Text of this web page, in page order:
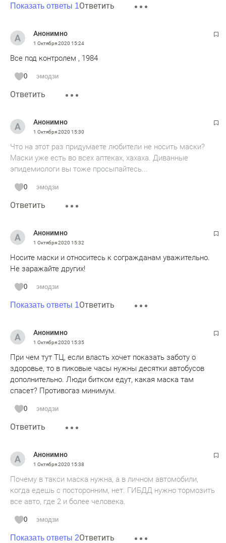
забудешь, разорят штрафами! Обратишься по свойски,
хочешь, чтоб меня вышвырнули? Дай до пенсии
доработать". Уже доработал, а его песня та же. Противно
Показать ответы 1Ответить
Анонимно
1 Октября 2020 15:24
Все под контролем , 1984
0 эмодзи
Ответить
Анонимно
1 Октября 2020 15:30
Что на этот раз придумаете любители не носить маски?
Маски уже есть во всех аптеках, хахаха. Диванные
эпидемиологи вы тоже просыпайтесь...
0 эмодзи
Ответить
Анонимно
1 Октября 2020 15:32
Носите маски и относитесь к согражданам уважительно.
Не заражайте других!
0 эмодзи
Показать ответы 1Ответить
Анонимно
1 Октября 2020 15:35
При чем тут ТЦ, если власть хочет показать заботу о
здоровье, то в пиковые часы нужны десятки автобусов
дополнительно. Люди битком едут, какая маска там
спасет? Противогаз минимум.
0 эмодзи
Ответить
Анонимно
1 Октября 2020 15:38
Почему в такси маска нужна, а в личном автомобили,
когда едешь с посторонним, нет. ГИБДД нужно тормозить
все авто, где 2 и более человека.
0 эмодзи
Показать ответы 2Ответить